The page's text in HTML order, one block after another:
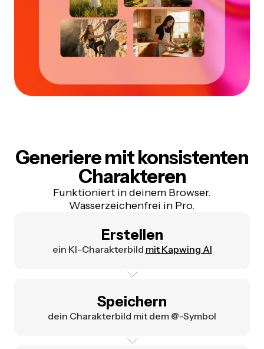
Generiere mit konsistenten
Charakteren
Funktioniert in deinem Browser.
Wasserzeichenfrei in Pro.
Erstellen
ein KI-Charakterbild mit Kapwing AI
Speichern
dein Charakterbild mit dem @-Symbol